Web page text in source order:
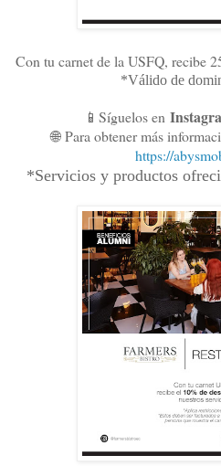
Con tu carnet de la USFQ, recibe
*Válido de
📱Síguelos en
🌐Para obtener más
https://
*Servicios y productos